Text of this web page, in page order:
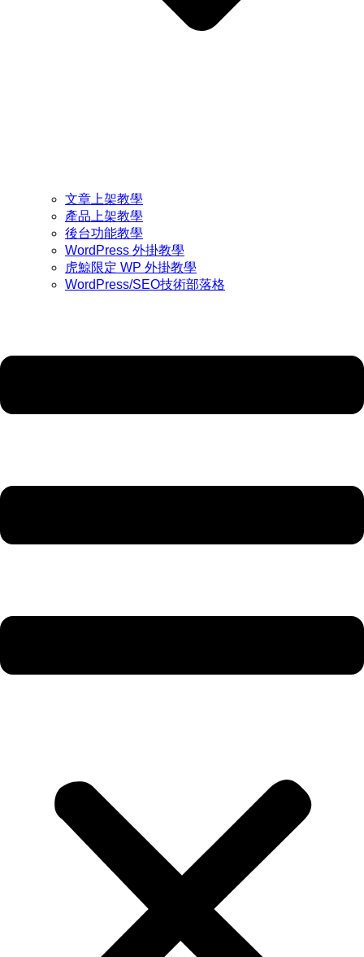
文章上架教學
產品上架教學
後台功能教學
WordPress 外掛教學
虎鯨限定 WP 外掛教學
WordPress/SEO技術部落格